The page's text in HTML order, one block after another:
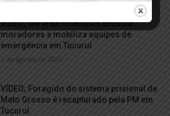
VÍDEO; Série de incêndios assusta
moradores e mobiliza equipes de
emergência em Tucuruí
5 de agosto de 2026
VÍDEO; Foragido do sistema prisional de
Mato Grosso é recapturado pela PM em
Tucuruí